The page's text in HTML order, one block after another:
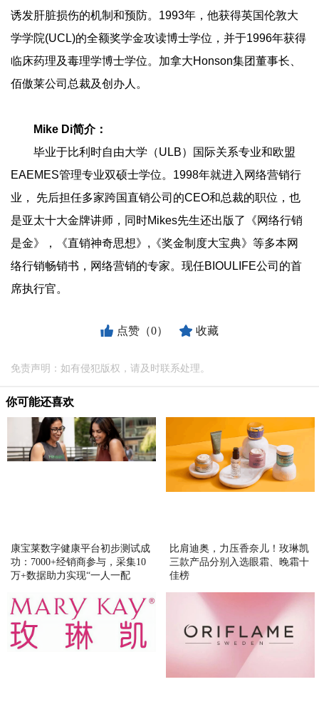
诱发肝脏损伤的机制和预防。1993年，他获得英国伦敦大
学学院(UCL)的全额奖学金攻读博士学位，并于1996年获得
临床药理及毒理学博士学位。加拿大Honson集团董事长、
佰傲莱公司总裁及创办人。
Mike Di简介：
毕业于比利时自由大学（ULB）国际关系专业和欧盟
EAEMES管理专业双硕士学位。1998年就进入网络营销行
业， 先后担任多家跨国直销公司的CEO和总裁的职位，也
是亚太十大金牌讲师，同时Mikes先生还出版了《网络行销
是金》，《直销神奇思想》,《奖金制度大宝典》等多本网
络行销畅销书，网络营销的专家。现任BIOULIFE公司的首
席执行官。
点赞（0） 收藏
免责声明：如有侵犯版权，请及时联系处理。
你可能还喜欢
康宝莱数字健康平台初步测试成
功：7000+经销商参与，采集10
万+数据助力实现“一人一配
比肩迪奥，力压香奈儿！玫琳凯
三款产品分别入选眼霜、晚霜十
佳榜